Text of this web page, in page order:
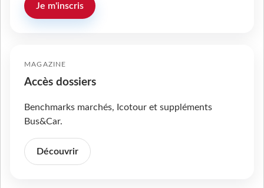
Je m'inscris
MAGAZINE
Accès dossiers
Benchmarks marchés, Icotour et suppléments
Bus&Car.
Découvrir